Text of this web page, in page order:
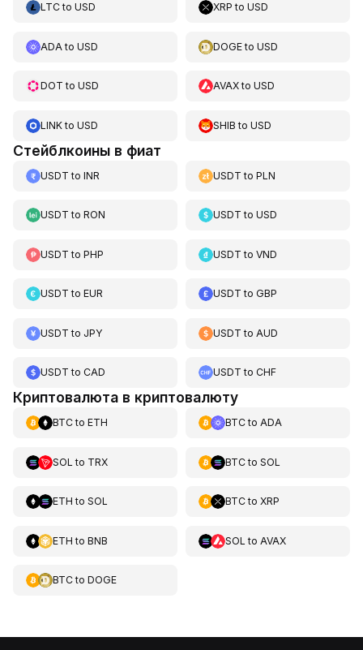
LTCto USD XRP toUSD
ADA to USD DOGEtoUSD
DOT to USD AVAXtoUSD
LINKto USD SHIB toUSD
Стейблкоины в фиат
USDT to INR USDT toPLN
USDT to RON USDT toUSD
USDT to PHP USDT toVND
USDT to EUR USDT toGBP
USDT to JPY USDT to AUD
USDT to CAD USDT toCHF
Криптовалюта в криптовалюту
BTCto ETH BTCto ADA
SOL to TRX BTCto SOL
ETH to SOL BTCto XRP
ETH to BNB SOL to AVAX
BTCto DOGE